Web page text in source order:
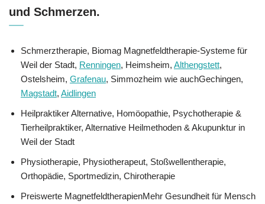
und Schmerzen.
Schmerztherapie, Biomag Magnetfeldtherapie-Systeme für
Weil der Stadt, Renningen, Heimsheim, Althengstett,
Ostelsheim, Grafenau, Simmozheim wie auchGechingen,
Magstadt, Aidlingen
Heilpraktiker Alternative, ‎Homöopathie, ‎Psychotherapie &
‎Tierheilpraktiker, Alternative Heilmethoden & Akupunktur in
Weil der Stadt
Physiotherapie, Physiotherapeut, Stoßwellentherapie,
Orthopädie, Sportmedizin, Chirotherapie
Preiswerte MagnetfeldtherapienMehr Gesundheit für Mensch